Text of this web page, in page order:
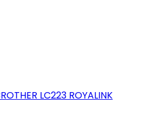
LC223 ROYALINK